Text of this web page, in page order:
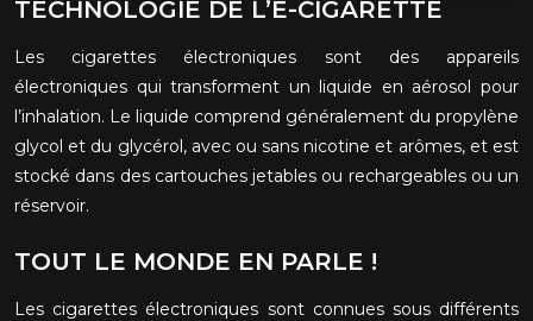
TECHNOLOGIE DE L’E-CIGARETTE
Les cigarettes électroniques sont des appareils
électroniques qui transforment un liquide en aérosol pour
l’inhalation. Le liquide comprend généralement du propylène
glycol et du glycérol, avec ou sans nicotine et arômes, et est
stocké dans des cartouches jetables ou rechargeables ou un
réservoir.
TOUT LE MONDE EN PARLE !
Les cigarettes électroniques sont connues sous différents